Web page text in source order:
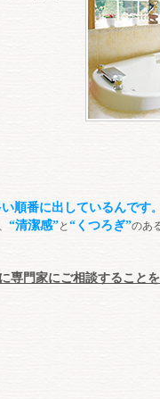
順番に出しているんです。
“清潔感”と “くつろぎ”のあ
門家にご相談することを